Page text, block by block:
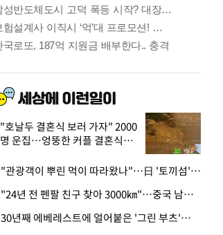
"호날두 결혼식 보러 가자" 2000
명 운집…엉뚱한 커플 결혼식에
· "관광객이 뿌린 먹이 따라왔나"…日 '토끼섬' 멧돼지, 토끼까지 사냥
· "24년 전 펜팔 친구 찾아 3000㎞"…중국 남성 사연에 '뭉클'
· 30년째 에베레스트에 얼어붙은 '그린 부츠'…드디어 가족 품으로